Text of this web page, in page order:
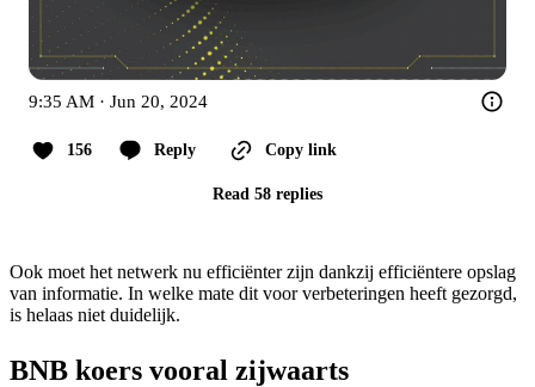
9:35 AM · Jun 20, 2024
156 Reply Copy link
Read 58 replies
Ook moet het netwerk nu efficiënter zijn dankzij efficiëntere opslag
van informatie. In welke mate dit voor verbeteringen heeft gezorgd,
is helaas niet duidelijk.
BNB koers vooral zijwaarts